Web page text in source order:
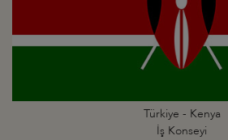
Türkiye - Kenya
İş Konseyi